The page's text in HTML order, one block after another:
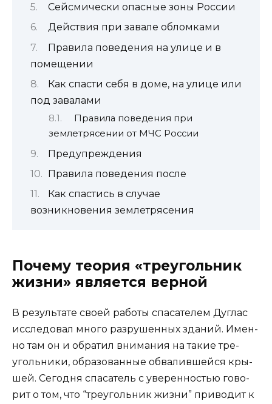
Сейсмически опасные зоны России
Действия при завале обломками
Правила поведения на улице и в
помещении
Как спасти себя в доме, на улице или
под завалами
Правила поведения при
землетрясении от МЧС России
Предупреждения
Правила поведения после
Как спастись в случае
возникновения землетрясения
Почему теория «треугольник
жизни» является верной
В резуль­та­те сво­ей рабо­ты спа­са­те­лем Дуглас
иссле­до­вал мно­го раз­ру­шен­ных зда­ний. Имен­
но там он и обра­тил вни­ма­ния на такие тре­
уголь­ни­ки, обра­зо­ван­ные обва­лив­шей­ся кры­
шей. Сего­дня спа­са­тель с уве­рен­но­стью гово­
рит о том, что “тре­уголь­ник жиз­ни” при­во­дит к